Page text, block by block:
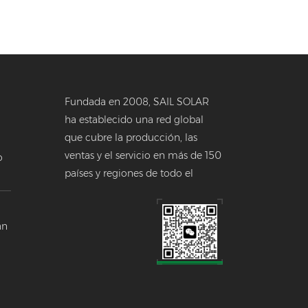
Fundada en 2008, SAIL SOLAR
ha establecido una red global
que cubre la producción, las
ventas y el servicio en más de 150
países y regiones de todo el